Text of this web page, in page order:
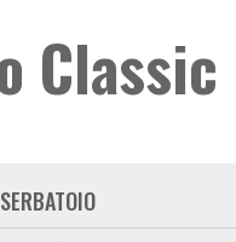
Classic
SERBATOIO